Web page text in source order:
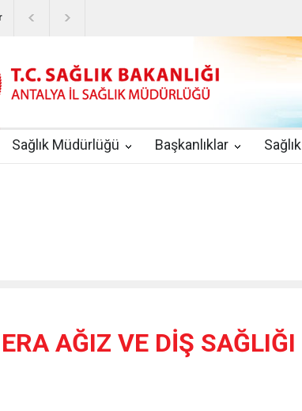
Sağlık Hizmetlerinin Sunumu 2019 YILI
Merkezleri ve Üniteleri Hakkında Yönetmelik
Hasta Ziyareti Uygulamaları
Sağlık Müdürlüğü Başkanlıklar
AĞIZ VE DİŞ